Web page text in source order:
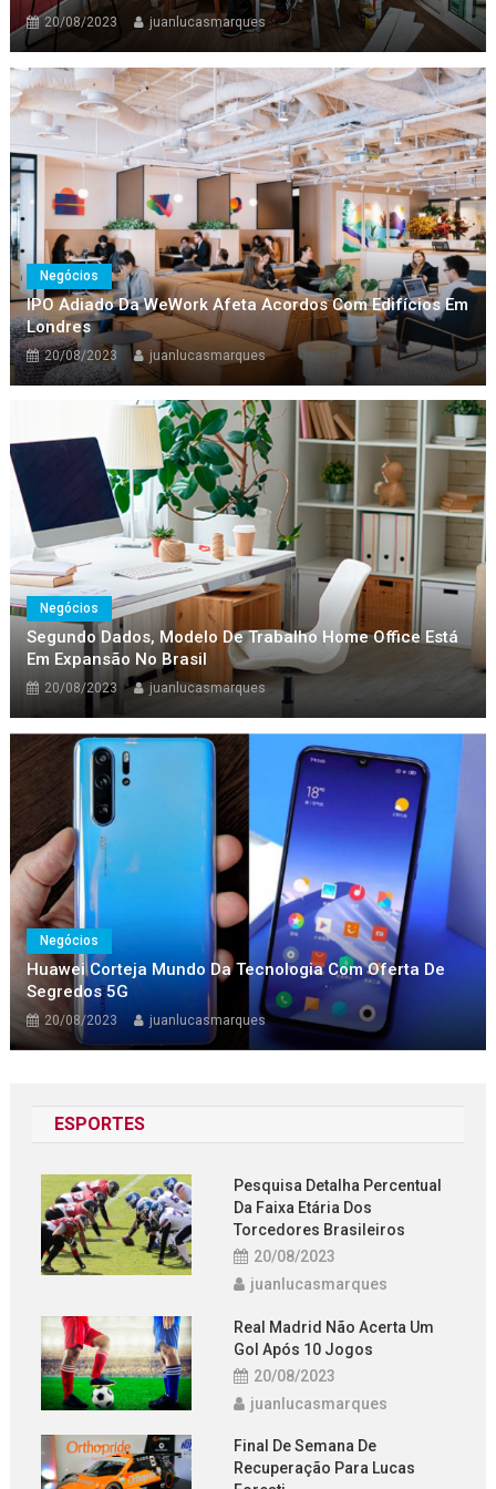
20/08/2023 juanlucasmarques
Negócios
IPO Adiado Da WeWork Afeta Acordos Com Edifícios Em
Londres
20/08/2023 juanlucasmarques
Negócios
Segundo Dados, Modelo De Trabalho Home Office Está
Em Expansão No Brasil
20/08/2023 juanlucasmarques
Negócios
Huawei Corteja Mundo Da Tecnologia Com Oferta De
Segredos 5G
20/08/2023 juanlucasmarques
ESPORTES
Pesquisa Detalha Percentual
Da Faixa Etária Dos
Torcedores Brasileiros
20/08/2023
juanlucasmarques
Real Madrid Não Acerta Um
Gol Após 10 Jogos
20/08/2023
juanlucasmarques
Final De Semana De
Recuperação Para Lucas